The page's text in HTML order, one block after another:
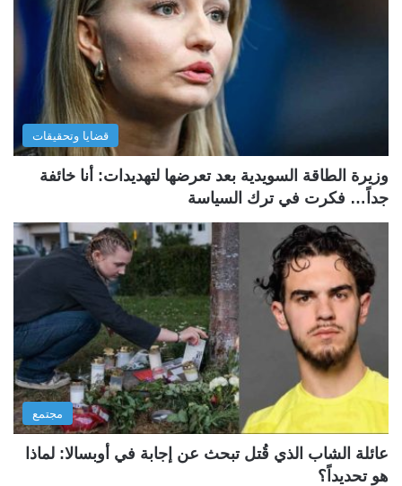
قضايا وتحقيقات
وزيرة الطاقة السويدية بعد تعرضها لتهديدات: أنا خائفة
جداً… فكرت في ترك السياسة
مجتمع
عائلة الشاب الذي قُتل تبحث عن إجابة في أوبسالا: لماذا
هو تحديداً؟